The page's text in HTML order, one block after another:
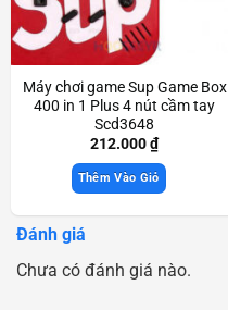
Máy chơi game Sup Game Box
400 in 1 Plus 4 nút cầm tay
Scd3648
212.000₫
Thêm Vào Giỏ
Đánh giá
Chưa có đánh giá nào.